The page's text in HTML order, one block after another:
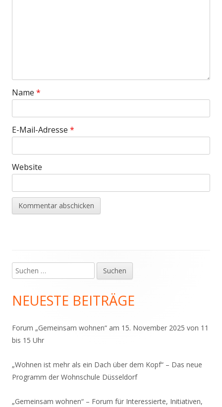
Name *
E-Mail-Adresse *
Website
Haupt-
Seitenleiste
Suchen
nach:
NEUESTE BEITRÄGE
Forum „Gemeinsam wohnen“ am 15. November 2025 von 11
bis 15 Uhr
„Wohnen ist mehr als ein Dach über dem Kopf“ – Das neue
Programm der Wohnschule Düsseldorf
„Gemeinsam wohnen“ – Forum für Interessierte, Initiativen,